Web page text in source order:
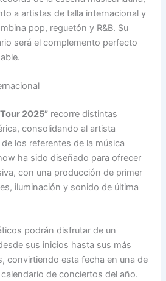
a artistas de talla internacional y
pop, reguetón y R&B. Su
será el complemento perfecto
2025” recorre distintas
consolidando al artista
los referentes de la música
ha sido diseñado para ofrecer
con una producción de primer
iluminación y sonido de última
podrán disfrutar de un
sus inicios hasta sus más
convirtiendo esta fecha en una de
de conciertos del año.